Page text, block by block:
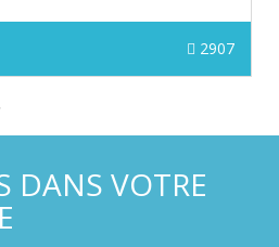
2907
DANS VOTRE